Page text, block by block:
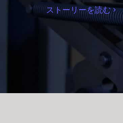
ストーリーを読む